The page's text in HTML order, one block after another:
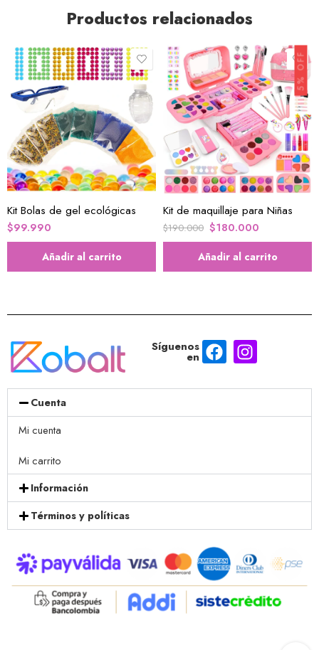
Productos relacionados
Kit Bolas de gel ecológicas
$99.990
Añadir al carrito
5% OFF
Kit de maquillaje para Niñas
$190.000 $180.000
Añadir al carrito
Síguenos
en
Cuenta
Mi cuenta
Mi carrito
Información
Términos y políticas